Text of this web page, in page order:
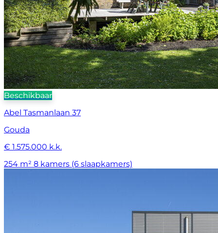
Beschikbaar
Abel Tasmanlaan 37
Gouda
€ 1.575.000 k.k.
254 m² 8 kamers (6 slaapkamers)